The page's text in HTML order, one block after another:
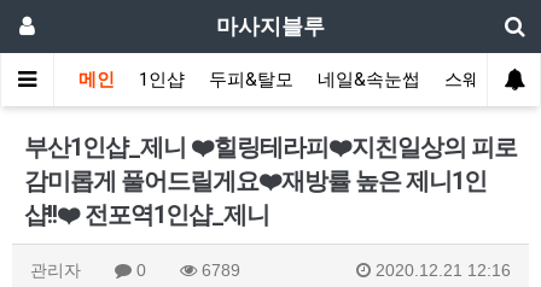
마사지블루
메인 1인샵 두피&탈모 네일&속눈썹 스웨디시(
부산1인샵_제니 ❤️힐링테라피❤️지친일상의 피로
감미롭게 풀어드릴게요❤️재방률 높은 제니1인
샵!!❤️ 전포역1인샵_제니
관리자 0 6789 2020.12.21 12:16